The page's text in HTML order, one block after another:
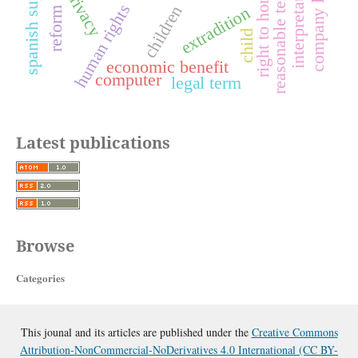
children
economic benefit right to honor
human rights extradition
legal term reasonable term
computer
privacy
reform interpretationcompany law
child
Latest publications
Browse
Categories
This jounal and its articles are published under the Creative Commons
Attribution-NonCommercial-NoDerivatives 4.0 International (CC BY-